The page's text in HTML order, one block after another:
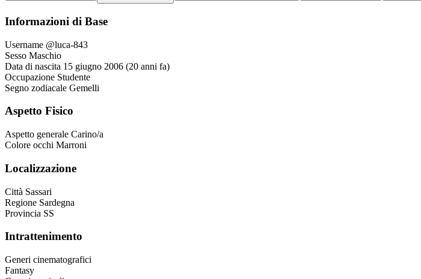
Informazioni di Base
Username @luca-843
Sesso Maschio
Data di nascita 15 giugno 2006 (20 anni fa)
Occupazione Studente
Segno zodiacale Gemelli
Aspetto Fisico
Aspetto generale Carino/a
Colore occhi Marroni
Localizzazione
Città Sassari
Regione Sardegna
Provincia SS
Intrattenimento
Generi cinematografici
Fantasy